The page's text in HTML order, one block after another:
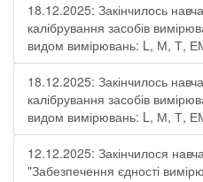
18.12.2025: Закінчилось
калібрування засобів
видом вимірювань: L, М, Т,
18.12.2025: Закінчилось
калібрування засобів
видом вимірювань: L, М, Т,
12.12.2025: Закінчилося
"Забезпечення єдності